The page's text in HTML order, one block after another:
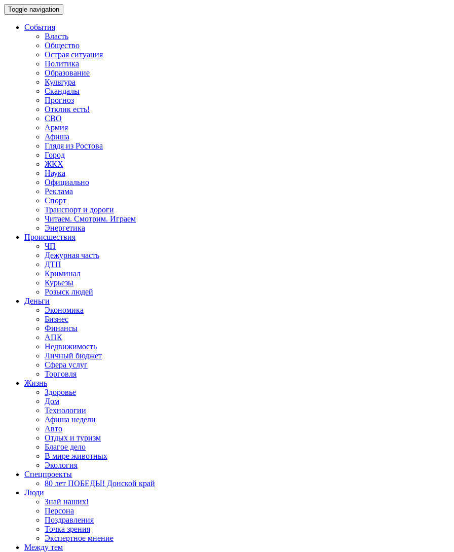
Toggle navigation
События
Власть
Общество
Острая ситуация
Политика
Образование
Культура
Скандалы
Прогноз
Отклик есть!
СВО
Армия
Афиша
Глядя из Ростова
Город
ЖКХ
Наука
Официально
Реклама
Спорт
Транспорт и дороги
Читаем. Смотрим. Играем
Энергетика
Происшествия
ЧП
Дежурная часть
ДТП
Криминал
Курьезы
Розыск людей
Деньги
Экономика
Бизнес
Финансы
АПК
Недвижимость
Личный бюджет
Сфера услуг
Торговля
Жизнь
Здоровье
Дом
Технологии
Афиша недели
Авто
Отдых и туризм
Благое дело
В мире животных
Экология
Спецпроекты
80 лет ПОБЕДЫ! Донской край
Люди
Знай наших!
Персона
Поздравления
Точка зрения
Экспертное мнение
Между тем